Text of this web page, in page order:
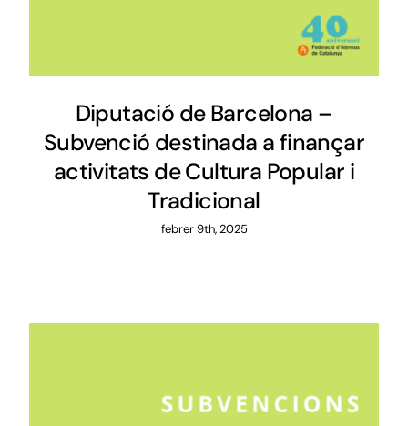
Diputació de Barcelona –
Subvenció destinada a finançar
activitats de Cultura Popular i
Tradicional
febrer 9th, 2025